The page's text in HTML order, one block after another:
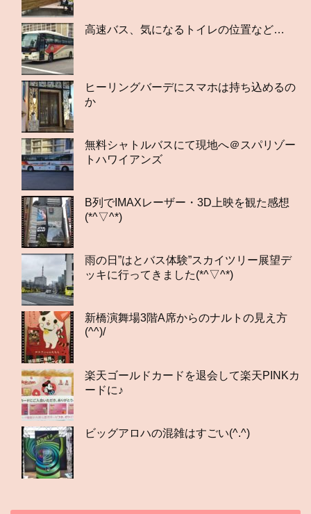
高速バス、気になるトイレの位置など…
ヒーリングバーデにスマホは持ち込めるの
か
無料シャトルバスにて現地へ＠スパリゾー
トハワイアンズ
B列でIMAXレーザー・3D上映を観た感想
(*^▽^*)
雨の日”はとバス体験”スカイツリー展望デ
ッキに行ってきました(*^▽^*)
新橋演舞場3階A席からのナルトの見え方
(^^)/
楽天ゴールドカードを退会して楽天PINKカ
ードに♪
ビッグアロハの混雑はすごい(^.^)